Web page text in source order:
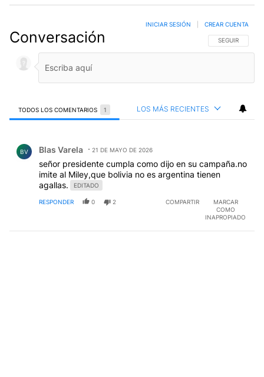
Conversación SIGA ESTA
SEGUIR
INICIAR SESIÓN CREAR CUENTA
TODOS LOS COMENTARIOS 1 LOS MÁS RECIENTES
BV Blas Varela 21 DE MAYO DE 2026
señor presidente cumpla como dijo en su campaña.no
imite al Miley,que bolivia no es argentina tienen
agallas.
EDITADO
RESPONDER 0 2 COMPARTIR
MARCAR
COMO
INAPROPIADO